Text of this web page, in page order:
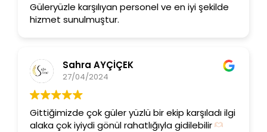
Güleryüzle karşılıyan personel ve en iyi şekilde
hizmet sunulmuştur.
Sahra AYÇİÇEK
27/04/2024
Gittiğimizde çok güler yüzlü bir ekip karşıladı ilgi
alaka çok iyiydi gönül rahatlığıyla gidilebilir